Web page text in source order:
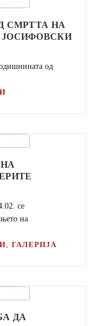
СМРТТА НА
од
се
на
,ГАЛЕРИЈА
ДА